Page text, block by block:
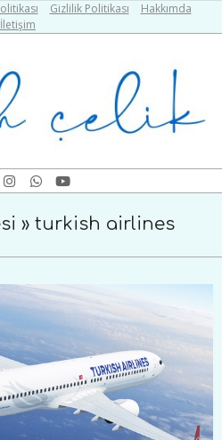
Gizlilik Politikası
Hakkımda
İletişim
» turkish airlines